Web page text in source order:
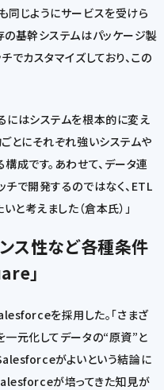
同じようにサービスを受けら
の基幹システムはパッケージ製
でカスタマイズしており、この
にはシステムを根本的に変え
とにそれぞれ強いシステムや
成です。あわせて、データ連
で開発するのではなく、ETL
考えました（倉本氏）」
ス性など各種条件
」
を採用した。「さまざ
一元化してデータの“原資”と
がよいという結論に
が培ってきた知見が